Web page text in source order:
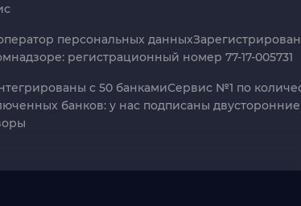
персональных данных
регистрационный номер 77-17-005731
с 50 банкамиСервис №1 по
банков: у нас подписаны двусторонние